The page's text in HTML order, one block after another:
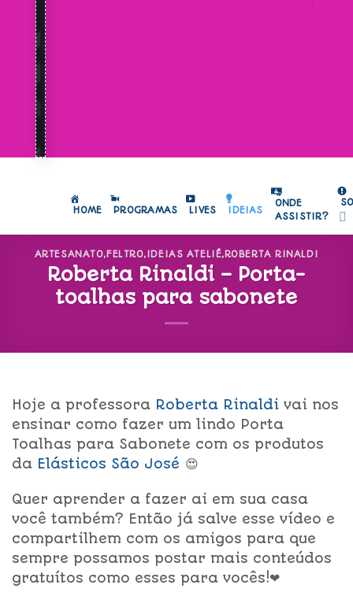
HOME PROGRAMAS LIVES IDEIAS
ONDE
ASSISTIR?
ARTESANATO,FELTRO, IDEIAS ATELIÊ,ROBERTA RINALDI
Roberta Rinaldi – Porta-
toalhas para sabonete
Hoje a professora Roberta Rinaldi vai nos
ensinar como fazer um lindo Porta
Toalhas para Sabonete com os produtos
da Elásticos São José 😍
Quer aprender a fazer ai em sua casa
você também? Então já salve esse vídeo e
compartilhem com os amigos para que
sempre possamos postar mais conteúdos
gratuítos como esses para vocês!❤